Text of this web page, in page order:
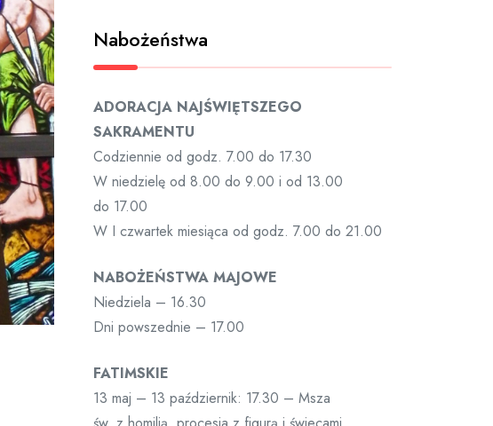
Nabożeństwa
ADORACJA NAJŚWIĘTSZEGO
SAKRAMENTU
Codziennie od godz. 7.00 do 17.30
W niedzielę od 8.00 do 9.00 i od 13.00
do 17.00
W I czwartek miesiąca od godz. 7.00 do 21.00
NABOŻEŃSTWA MAJOWE
Niedziela – 16.30
Dni powszednie – 17.00
FATIMSKIE
13 maj – 13 październik: 17.30 – Msza